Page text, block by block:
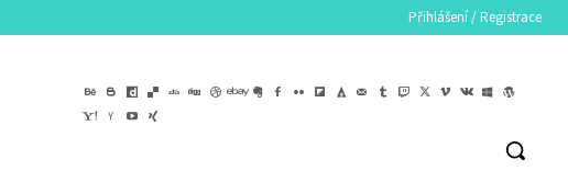
Přihlášení / Registrace